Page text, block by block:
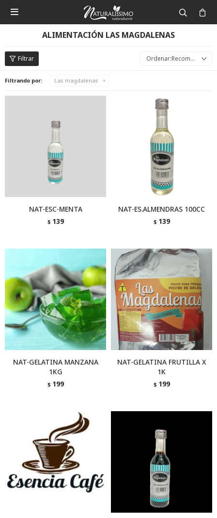

ALIMENTACIÓN LAS MAGDALENAS
Recomendados
Filtrando por: Las magdalenas
NAT-ESC-MENTA
$ 139
NAT-ES.ALMENDRAS 100CC
$ 139
NAT-GELATINA MANZANA
1KG
$ 199
NAT-GELATINA FRUTILLA X
1K
$ 199